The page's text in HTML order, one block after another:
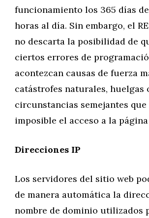
funcionamiento los 365 días
horas al día. Sin embargo, el
no descarta la posibilidad de
ciertos errores de
acontezcan causas de fuerza
catástrofes naturales, huelgas
circunstancias semejantes que
imposible el acceso a la página
Direcciones IP
Los servidores del sitio web
de manera automática la
nombre de dominio utilizados